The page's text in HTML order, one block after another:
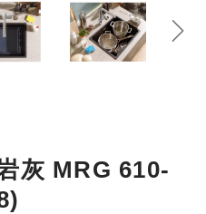
灰 MRG 610-